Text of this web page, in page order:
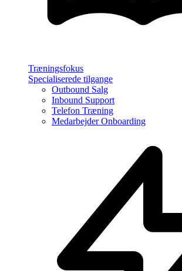
Træningsfokus
Specialiserede tilgange
Outbound Salg
Inbound Support
Telefon Træning
Medarbejder Onboarding